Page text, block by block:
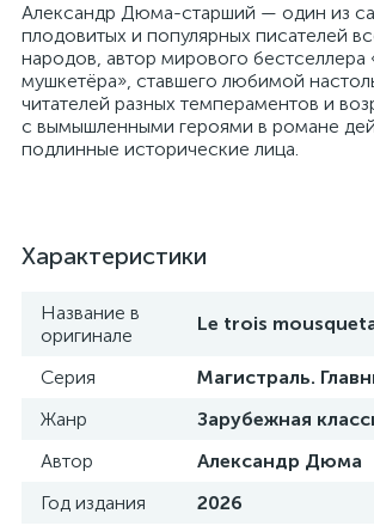
Александр Дюма-старший — один из
плодовитых и популярных писателей
народов, автор мирового бестселлера
мушкетёра», ставшего любимой
читателей разных темпераментов и
с вымышленными героями в романе
подлинные исторические лица.
Характеристики
Название в
оригинале
Le trois
Серия
Магистраль.
Жанр
Зарубежная
Автор
Александр Дюма
Год издания
2026